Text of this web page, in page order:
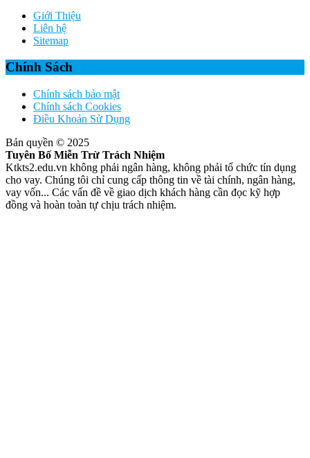
Giới Thiệu
Liên hệ
Sitemap
Chính Sách
Chính sách bảo mật
Chính sách Cookies
Điều Khoản Sử Dụng
Bản quyền © 2025
Tuyên Bố Miễn Trừ Trách Nhiệm
Ktkts2.edu.vn không phải ngân hàng, không phải tổ chức tín dụng
cho vay. Chúng tôi chỉ cung cấp thông tin về tài chính, ngân hàng,
vay vốn... Các vấn đề về giao dịch khách hàng cần đọc kỹ hợp
đồng và hoàn toàn tự chịu trách nhiệm.